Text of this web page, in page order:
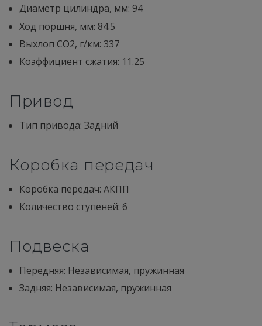
Диaметр цилиндра, мм: 94
Ход поршня, мм: 84.5
Выхлоп CO2, г/км: 337
Коэффициент сжатия: 11.25
Привод
Тип привода: Задний
Коробка передач
Коробка передач: АКПП
Количество ступеней: 6
Подвеска
Передняя: Независимая, пружинная
Задняя: Независимая, пружинная